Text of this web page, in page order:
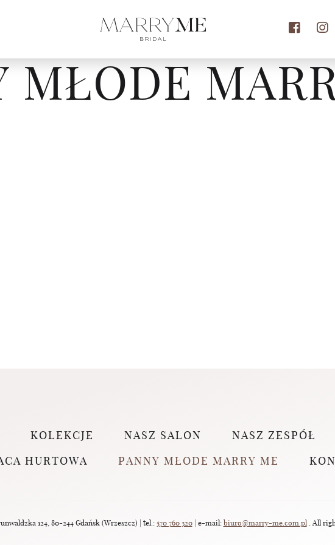
MŁODE
KOLEKCJE NASZ SALON NASZ ZESPÓŁ
HURTOWA PANNY MŁODE MARRY ME
124, 80-244 Gdańsk (Wrzeszcz) | tel.: 570 760 320| e-mail: biuro@marry-me.com.pl . All